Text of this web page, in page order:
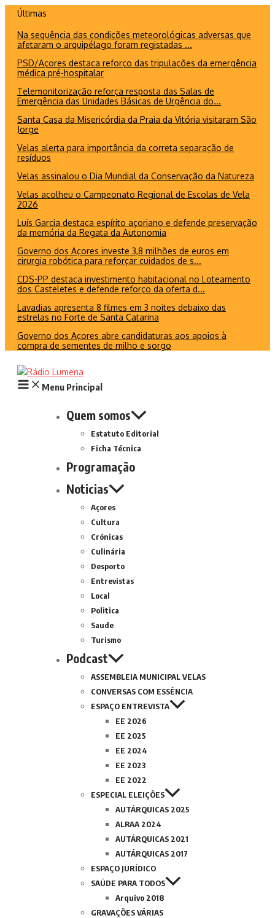
conteúdo
Últimas
Na sequência das condições meteorológicas adversas que
afetaram o arquipélago foram registadas ...
PSD/Açores destaca reforço das tripulações da emergência
médica pré-hospitalar
Telemonitorização reforça resposta das Salas de
Emergência das Unidades Básicas de Urgência do...
Santa Casa da Misericórdia da Praia da Vitória visitaram São
Jorge
Velas alerta para importância da correta separação de
resíduos
Velas assinalou o Dia Mundial da Conservação da Natureza
Velas acolheu o Campeonato Regional de Escolas de Vela
2026
Luís Garcia destaca espírito açoriano e defende preservação
da memória da Regata da Autonomia
Governo dos Açores investe 3,8 milhões de euros em
cirurgia robótica para reforçar cuidados de s...
CDS-PP destaca investimento habitacional no Loteamento
dos Casteletes e defende reforço da oferta d...
Lavadias apresenta 8 filmes em 3 noites debaixo das
estrelas no Forte de Santa Catarina
Governo dos Açores abre candidaturas aos apoios à
compra de sementes de milho e sorgo
Menu Principal
Quem somos
Estatuto Editorial
Ficha Técnica
Programação
Noticias
Açores
Cultura
Crónicas
Culinária
Desporto
Entrevistas
Local
Politica
Saude
Turismo
Podcast
ASSEMBLEIA MUNICIPAL VELAS
CONVERSAS COM ESSÊNCIA
ESPAÇO ENTREVISTA
EE 2026
EE 2025
EE 2024
EE 2023
EE 2022
ESPECIAL ELEIÇÕES
AUTÁRQUICAS 2025
ALRAA 2024
AUTÁRQUICAS 2021
AUTÁRQUICAS 2017
ESPAÇO JURÍDICO
SAÚDE PARA TODOS
Arquivo 2018
GRAVAÇÕES VÁRIAS